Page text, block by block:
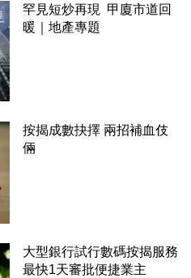
罕見短炒再現 甲廈市道回
暖｜地產專題
按揭成數抉擇 兩招補血伎
倆
大型銀行試行數碼按揭服務
最快1天審批便捷業主